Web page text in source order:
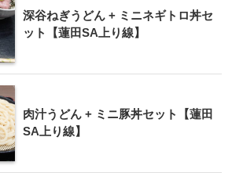
深谷ねぎうどん + ミニネギトロ丼セ
ット【蓮田SA上り線】
肉汁うどん + ミニ豚丼セット【蓮田
SA上り線】